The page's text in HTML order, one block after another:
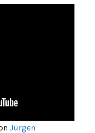
Jürgen